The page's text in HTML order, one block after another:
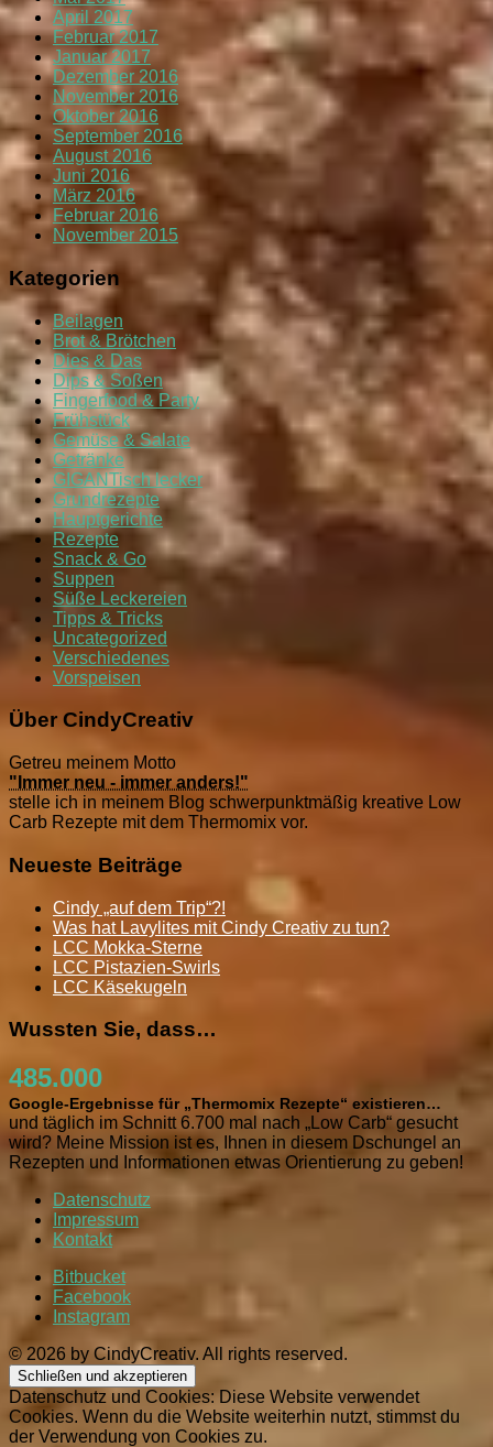
April 2017
Februar 2017
Januar 2017
Dezember 2016
November 2016
Oktober 2016
September 2016
August 2016
Juni 2016
März 2016
Februar 2016
November 2015
Kategorien
Beilagen
Brot & Brötchen
Dies & Das
Dips & Soßen
Fingerfood & Party
Frühstück
Gemüse & Salate
Getränke
GIGANTisch lecker
Grundrezepte
Hauptgerichte
Rezepte
Snack & Go
Suppen
Süße Leckereien
Tipps & Tricks
Uncategorized
Verschiedenes
Vorspeisen
Über CindyCreativ
Getreu meinem Motto
"Immer neu - immer anders!"
stelle ich in meinem Blog schwerpunktmäßig kreative Low
Carb Rezepte mit dem Thermomix vor.
Neueste Beiträge
Cindy „auf dem Trip“?!
Was hat Lavylites mit Cindy Creativ zu tun?
LCC Mokka-Sterne
LCC Pistazien-Swirls
LCC Käsekugeln
Wussten Sie, dass…
485.000
Google-Ergebnisse für „Thermomix Rezepte“ existieren…
und täglich im Schnitt 6.700 mal nach „Low Carb“ gesucht
wird? Meine Mission ist es, Ihnen in diesem Dschungel an
Rezepten und Informationen etwas Orientierung zu geben!
Datenschutz
Impressum
Kontakt
Bitbucket
Facebook
Instagram
© 2026 by CindyCreativ. All rights reserved.
Datenschutz und Cookies: Diese Website verwendet
Cookies. Wenn du die Website weiterhin nutzt, stimmst du
der Verwendung von Cookies zu.